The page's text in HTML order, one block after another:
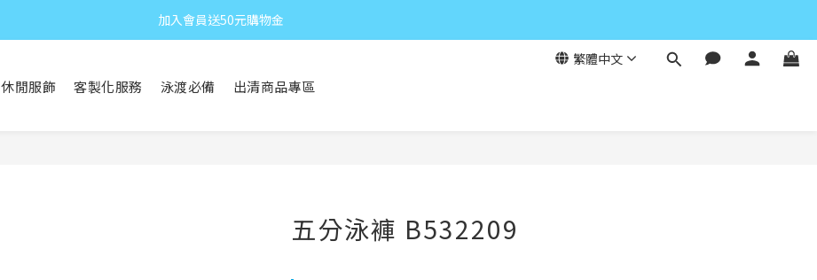
加入會員送50元購物金
繁體中文
休閒服飾 客製化服務 泳渡必備 出清商品專區
五分泳褲 B532209